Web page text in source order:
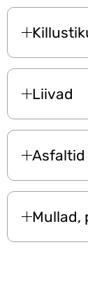
Liivad
Asfaltid
Mullad,